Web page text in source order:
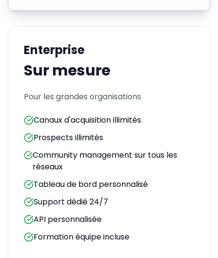
Enterprise
Sur mesure
Pour les grandes organisations
Canaux d'acquisition illimités
Prospects illimités
Community management sur tous les
réseaux
Tableau de bord personnalisé
Support dédié 24/7
API personnalisée
Formation équipe incluse